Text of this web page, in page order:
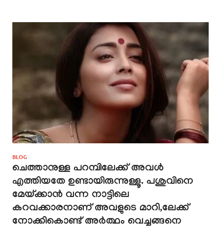
BLOG
ചെത്താനുള്ള പറമ്പിലേക്ക് അവൾ
എത്തിയതേ ഉണ്ടായിരുന്നുള്ളൂ. പശുവിനെ
മേയ്ക്കാൻ വന്ന നാട്ടിലെ
കറവക്കാരനാണ് അവളുടെ മാറി,ലേക്ക്
നോക്കികൊണ്ട് അർത്ഥം വെച്ചങ്ങനെ